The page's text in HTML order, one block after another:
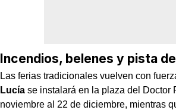
Incendios, belenes y pista
Las ferias tradicionales vuelven con
Lucía se instalará en la plaza del Doctor
noviembre al 22 de diciembre, mientras